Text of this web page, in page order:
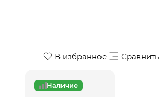
В избранное Сравнить
Наличие